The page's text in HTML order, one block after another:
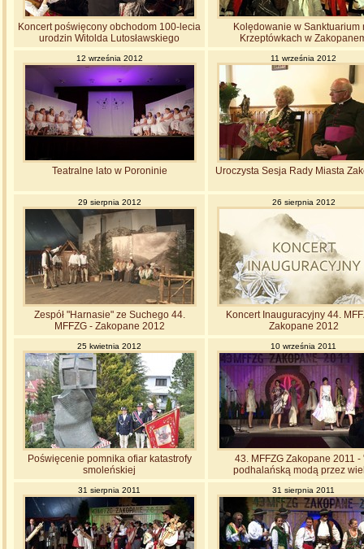
Koncert poświęcony obchodom 100-lecia
urodzin Witolda Lutosławskiego
Kolędowanie w Sanktuarium
Krzeptówkach w
12 września 2012
Teatralne lato w Poroninie
11 września 2012
Uroczysta Sesja Rady Miasta
29 sierpnia 2012
Zespół "Harnasie" ze Suchego 44.
MFFZG - Zakopane 2012
26 sierpnia 2012
Koncert Inauguracyjny 44.
Zakopane 2012
25 kwietnia 2012
Poświęcenie pomnika ofiar katastrofy
smoleńskiej
10 września 2011
43. MFFZG Zakopane 2011 -
podhalańską modą przez
31 sierpnia 2011 31 sierpnia 2011